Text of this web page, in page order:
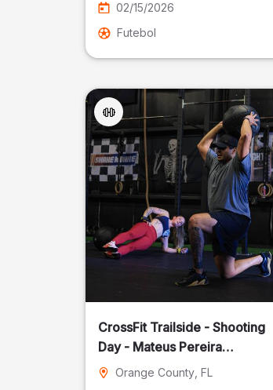
02/15/2026
Futebol
CrossFit Trailside - Shooting
Day - Mateus Pereira
Fotografia
Orange County , FL